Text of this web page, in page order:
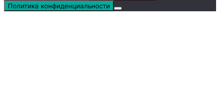
Политика конфиденциальности